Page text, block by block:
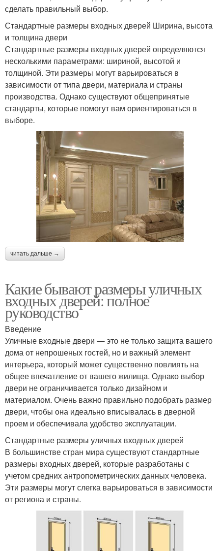
сделать правильный выбор.
Стандартные размеры входных дверей Ширина, высота
и толщина двери
Стандартные размеры входных дверей определяются
несколькими параметрами: шириной, высотой и
толщиной. Эти размеры могут варьироваться в
зависимости от типа двери, материала и страны
производства. Однако существуют общепринятые
стандарты, которые помогут вам ориентироваться в
выборе.
читать дальше →
Какие бывают размеры уличных
входных дверей: полное
руководство
Введение
Уличные входные двери — это не только защита вашего
дома от непрошеных гостей, но и важный элемент
интерьера, который может существенно повлиять на
общее впечатление от вашего жилища. Однако выбор
двери не ограничивается только дизайном и
материалом. Очень важно правильно подобрать размер
двери, чтобы она идеально вписывалась в дверной
проем и обеспечивала удобство эксплуатации.
Стандартные размеры уличных входных дверей
В большинстве стран мира существуют стандартные
размеры входных дверей, которые разработаны с
учетом средних антропометрических данных человека.
Эти размеры могут слегка варьироваться в зависимости
от региона и страны.